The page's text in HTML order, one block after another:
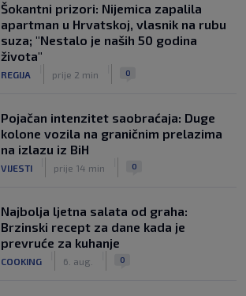
Arsenal ostaje praznih ruku: Vinícius
Júnior i Real Madrid postigli dogovor
NOGOMET
|
6. aug.
| 0
Šokantni prizori: Nijemica zapalila
apartman u Hrvatskoj, vlasnik na rubu
suza; "Nestalo je naših 50 godina
života"
REGIJA prije 2 min 0
Pojačan intenzitet saobraćaja: Duge
kolone vozila na graničnim prelazima
na izlazu iz BiH
VIJESTI prije 14 min 0
Najbolja ljetna salata od graha:
Brzinski recept za dane kada je
prevruće za kuhanje
COOKING 6. aug. 0